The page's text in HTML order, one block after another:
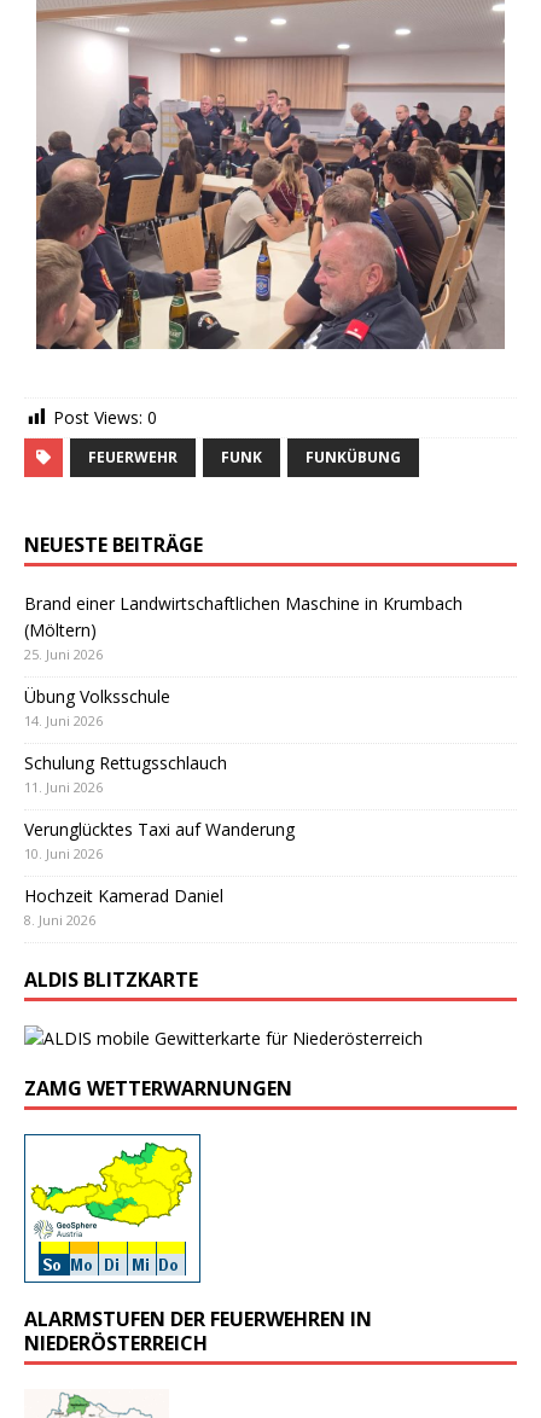
Post Views: 0
FEUERWEHR FUNK FUNKÜBUNG
NEUESTE BEITRÄGE
Brand einer Landwirtschaftlichen Maschine in Krumbach
(Möltern)
25. Juni 2026
Übung Volksschule
14. Juni 2026
Schulung Rettugsschlauch
11. Juni 2026
Verunglücktes Taxi auf Wanderung
10. Juni 2026
Hochzeit Kamerad Daniel
8. Juni 2026
ALDIS BLITZKARTE
ZAMG WETTERWARNUNGEN
ALARMSTUFEN DER FEUERWEHREN IN
NIEDERÖSTERREICH